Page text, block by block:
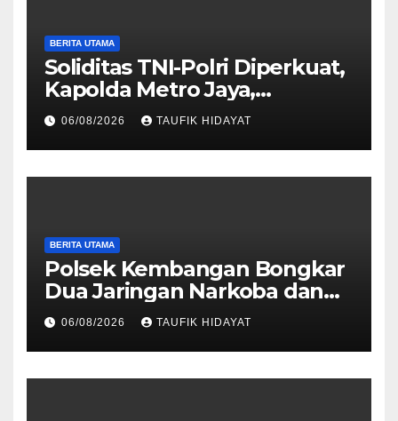
BERITA UTAMA
Soliditas TNI-Polri Diperkuat,
Kapolda Metro Jaya,
Pangdam Jaya, dan
Dankorbrimob Jalin
Silaturahmi
06/08/2026 TAUFIK HIDAYAT
BERITA UTAMA
Polsek Kembangan Bongkar
Dua Jaringan Narkoba dan
Obat Keras, Sita Puluhan
Ribu Pil, 1,1 Kg Sabu hingga
Vape Etomidate
06/08/2026 TAUFIK HIDAYAT